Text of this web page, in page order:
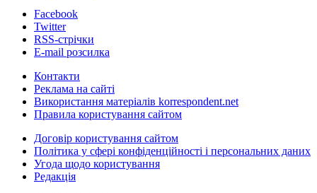
Facebook
Twitter
RSS-стрічки
E-mail розсилка
Контакти
Реклама на сайті
Використання матеріалів korrespondent.net
Правила користування сайтом
Договір користування сайтом
Політика у сфері конфіденційності і персональних даних
Угода щодо користування
Редакція